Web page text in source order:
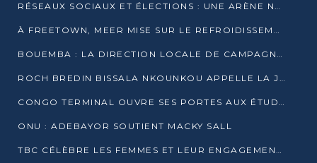
RÉSEAUX SOCIAUX ET ÉLECTIONS : UNE ARÈNE NUMÉRIQUE EN PLEINE MUTATION AU CONGO
À FREETOWN, MEER MISE SUR LE REFROIDISSEMENT PASSIF FACE À LA CHALEUR EXTRÊME
BOUEMBA : LA DIRECTION LOCALE DE CAMPAGNE DE DENIS SASSOU N’GUESSO MULTIPLIE LES ACTIVITÉS DE MOBILISATION
ROCH BREDIN BISSALA NKOUNKOU APPELLE LA JEUNESSE DE GOMA TSÉ-TSÉ À UN VOTE MASSIF POUR DENIS SASSOU NGUESSO
CONGO TERMINAL OUVRE SES PORTES AUX ÉTUDIANTS EN TRANSPORT ET LOGISTIQUE
ONU : ADEBAYOR SOUTIENT MACKY SALL
TBC CÉLÈBRE LES FEMMES ET LEUR ENGAGEMENT À L’OCCASION DU 8 MARS